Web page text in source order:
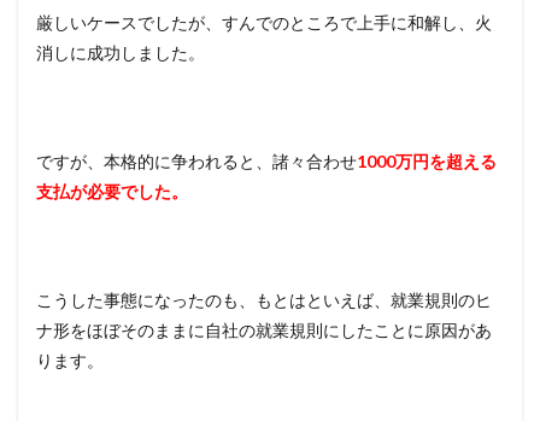
厳しいケースでしたが、すんでのところで上手に和解し、火
消しに成功しました。
ですが、本格的に争われると、諸々合わせ1000万円を超える
支払が必要でした。
こうした事態になったのも、もとはといえば、就業規則のヒ
ナ形をほぼそのままに自社の就業規則にしたことに原因があ
ります。